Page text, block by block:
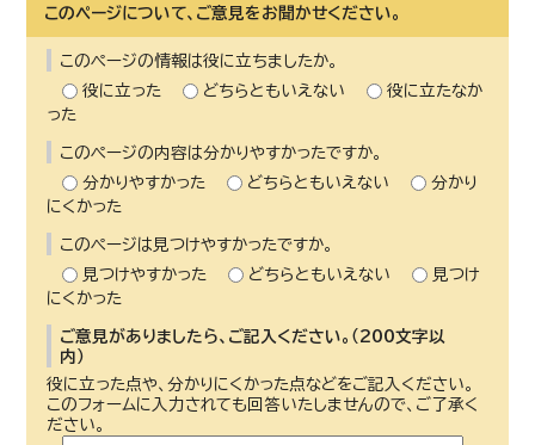
このページについて、ご意見をお聞かせください。
このページの情報は役に立ちましたか。
役に立った
どちらともいえない
役に立たなか
った
このページの内容は分かりやすかったですか。
分かりやすかった
どちらともいえない
分かり
にくかった
このページは見つけやすかったですか。
見つけやすかった
どちらともいえない
見つけ
にくかった
ご意見がありましたら、ご記入ください。（200文字以
内）
役に立った点や、分かりにくかった点などをご記入ください。
このフォームに入力されても回答いたしませんので、ご了承く
ださい。